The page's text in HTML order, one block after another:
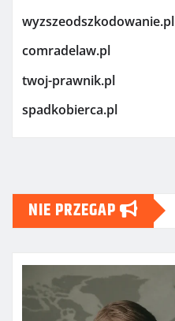
wyzszeodszkodowanie.pl
comradelaw.pl
twoj-prawnik.pl
spadkobierca.pl
NIE PRZEGAP